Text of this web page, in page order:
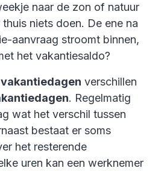
naar de zon of natuur
niets doen. De ene na
aanvraag stroomt binnen,
het vakantiesaldo?
verschillen
. Regelmatig
wat het verschil tussen
bestaat er soms
het resterende
uren kan een werknemer